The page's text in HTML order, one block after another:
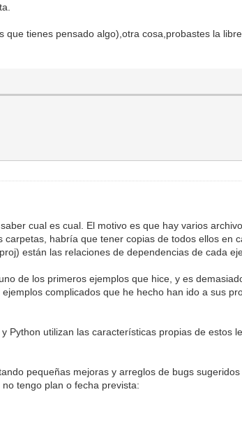
tienes pensado algo),otra cosa,probastes la
cual es cual. El motivo es que hay varios
habría que tener copias de todos ellos en
están las relaciones de dependencias de cada
de los primeros ejemplos que hice, y es
complicados que he hecho han ido a sus
utilizan las características propias de estos
pequeñas mejoras y arreglos de bugs
tengo plan o fecha prevista: